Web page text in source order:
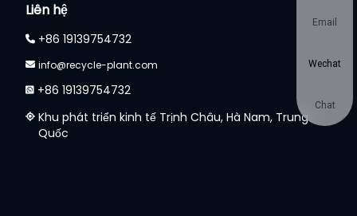
Liên hệ
+86 19139754732
info@recycle-plant.com
+86 19139754732
Khu phát triển kinh tế Trịnh Châu, Hà Nam, Trung
Quốc
Email
Wechat
Chat